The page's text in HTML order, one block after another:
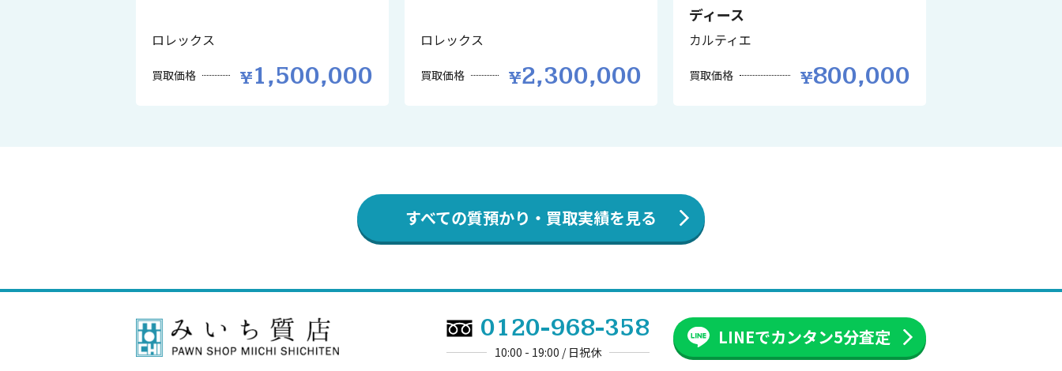
ロレックス
買取価格 1,500,000
ロレックス
買取価格 2,300,000
ディース
カルティエ
買取価格 800,000
すべての質預かり・買取実績を見る
0120-968-358
10:00 - 19:00 / 日祝休
LINEでカンタン5分査定